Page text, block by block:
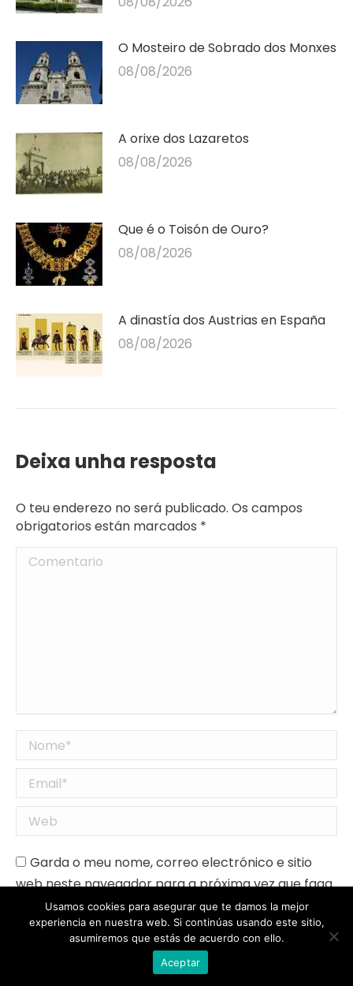
O Mosteiro de Sobrado dos Monxes
08/08/2026
A orixe dos Lazaretos
08/08/2026
Que é o Toisón de Ouro?
08/08/2026
A dinastía dos Austrias en España
08/08/2026
Deixa unha resposta
O teu enderezo no será publicado. Os campos
obrigatorios están marcados *
Comentario
Nome *
Email *
Web
Garda o meu nome, correo electrónico e sitio
web neste navegador para a próxima vez que faga
comentarios.
Publicar comentario
Usamos cookies para asegurar que te damos la mejor
experiencia en nuestra web. Si continúas usando este sitio,
asumiremos que estás de acuerdo con ello.
Aceptar